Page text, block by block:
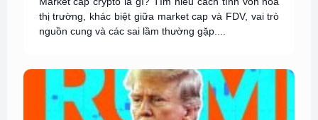
thị trường, khác biệt giữa market cap và FDV, vai trò
nguồn cung và các sai lầm thường gặp....